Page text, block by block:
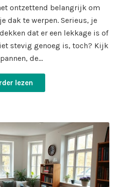
ontzettend belangrijk om
dak te werpen. Serieus, je
dat er een lekkage is of
stevig genoeg is, toch? Kijk
de…
lezen